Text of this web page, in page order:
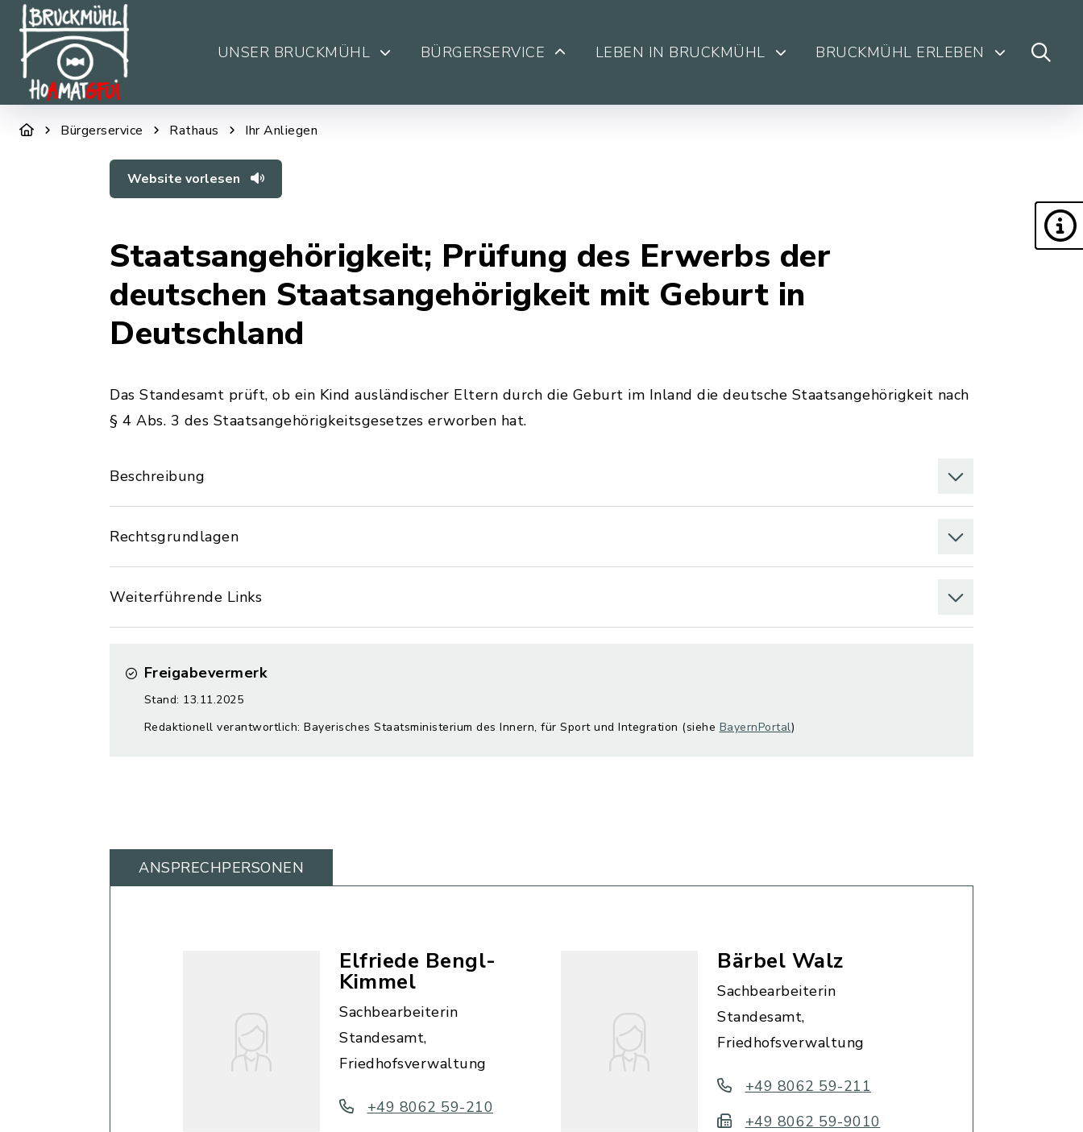
UNSER BRUCKMÜHL BÜRGERSERVICE LEBEN IN BRUCKMÜHL BRUCKMÜHL ERLEBEN
Bürgerservice Rathaus Ihr Anliegen
Website vorlesen
Staatsangehörigkeit; Prüfung des Erwerbs der
deutschen Staatsangehörigkeit mit Geburt in
Deutschland
Das Standesamt prüft, ob ein Kind ausländischer Eltern durch die Geburt im Inland die deutsche Staatsangehörigkeit nach
§ 4 Abs. 3 des Staatsangehörigkeitsgesetzes erworben hat.
Beschreibung
Rechtsgrundlagen
Weiterführende Links
Freigabevermerk
Stand: 13.11.2025
Redaktionell verantwortlich: Bayerisches Staatsministerium des Innern, für Sport und Integration (siehe BayernPortal)
ANSPRECHPERSONEN
Elfriede Bengl-
Kimmel
Sachbearbeiterin
Standesamt,
Friedhofsverwaltung
+49 8062 59-210
Bärbel Walz
Sachbearbeiterin
Standesamt,
Friedhofsverwaltung
+49 8062 59-211
+49 8062 59-9010